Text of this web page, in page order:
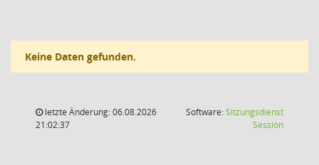
Keine Daten gefunden.
letzte Änderung: 06.08.2026
21:02:37
Software:Sitzungsdienst
Session(Wird in